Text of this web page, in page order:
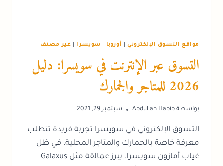
مواقع التسوق الإلكتروني أوروبا سويسرا غير مصنف
التسوق عبر الإنترنت في سويسرا: دليل
2026 للمتاجر والجمارك
بواسطة Abdullah Habib سبتمبر 29, 2021
التسوق الإلكتروني في سويسرا تجربة فريدة تتطلب
معرفة خاصة بالجمارك والمتاجر المحلية. في ظل
غياب أمازون سويسرا، يبرز عمالقة مثل Galaxus